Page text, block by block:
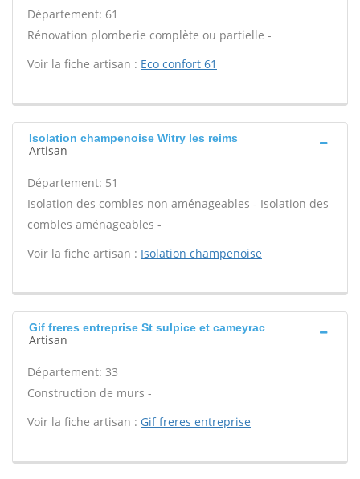
Département: 61
Rénovation plomberie complète ou partielle -
Voir la fiche artisan : Eco confort 61
Isolation champenoise Witry les reims
Artisan
Département: 51
Isolation des combles non aménageables - Isolation des
combles aménageables -
Voir la fiche artisan : Isolation champenoise
Gif freres entreprise St sulpice et cameyrac
Artisan
Département: 33
Construction de murs -
Voir la fiche artisan : Gif freres entreprise